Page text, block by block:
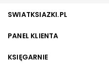
SWIATKSIAZKI.PL
PANEL KLIENTA
KSIĘGARNIE